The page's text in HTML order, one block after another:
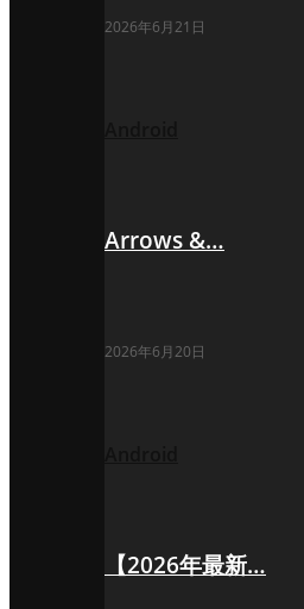
2026年6月21日
Arrows &…
2026年6月20日
【2026年最新…